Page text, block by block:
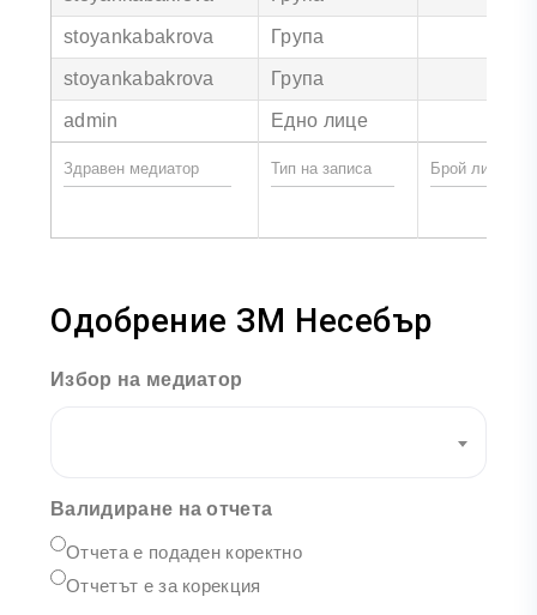
stoyankabakrova Група
stoyankabakrova Група
admin Едно лице
Одобрение ЗМ Несебър
Избор на медиатор
Валидиране на отчета
Отчета е подаден коректно
Отчетът е за корекция